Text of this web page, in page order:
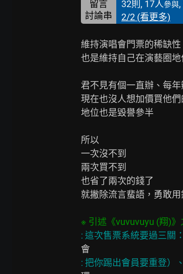
留言
32則, 17人參與
討論串 2/2 (看更多)
維持演唱會門票的稀缺性
也是維持自己在演藝圈地
君不見有個一直辦、每
現在也沒人想加價買他們
地位也是毀譽參半
所以
一次沒不到
兩次買不到
也省了兩次的錢了
就撇除流言蜚語，勇敢用